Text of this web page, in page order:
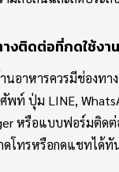
งติดต่อที่กดใช้งา
นอาหารควรมีช่องท
พท์ ปุ่ม LINE,
หรือแบบฟอร์มติด
ดโทรหรือกดแชทได้ทั